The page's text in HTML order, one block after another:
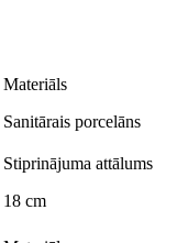
Materiāls
Sanitārais porcelāns
Stiprinājuma attālums
18 cm